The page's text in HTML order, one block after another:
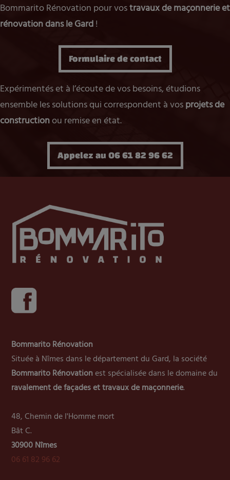
Bommarito Rénovation pour vostravaux de maçonnerie et
rénovation dans le Gard!
Formulaire de contact
Expérimentés et à l’écoute de vos besoins, étudions
ensemble les solutions qui correspondent à vosprojets de
constructionou remise en état.
Appelez au 06 61 82 96 62
Bommarito Rénovation
Située à Nîmes dans le département du Gard, la société
Bommarito Rénovationest spécialisée dans le domaine du
ravalement de façades et travaux de maçonnerie.
48, Chemin de l'Homme mort
Bât C.
30900 Nîmes
06 61 82 96 62